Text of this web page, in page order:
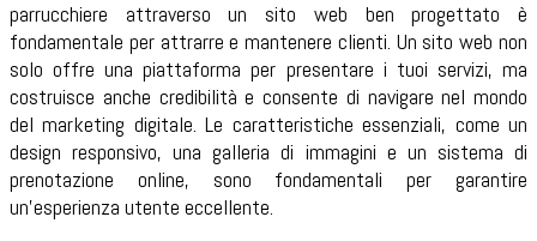
parrucchiere attraverso un sito web ben progettato è
fondamentale per attrarre e mantenere clienti. Un sito web non
solo offre una piattaforma per presentare i tuoi servizi, ma
costruisce anche credibilità e consente di navigare nel mondo
del marketing digitale. Le caratteristiche essenziali, come un
design responsivo, una galleria di immagini e un sistema di
prenotazione online, sono fondamentali per garantire
un'esperienza utente eccellente.